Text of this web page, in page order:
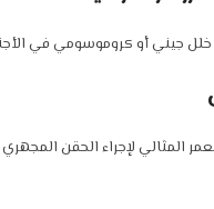
خلل جيني أو كروموسومي في
المثالي لإجراء الحقن